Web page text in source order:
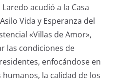
acudió a la Casa
Vida y Esperanza del
«Villas de Amor»,
las condiciones de
enfocándose en
la calidad de los